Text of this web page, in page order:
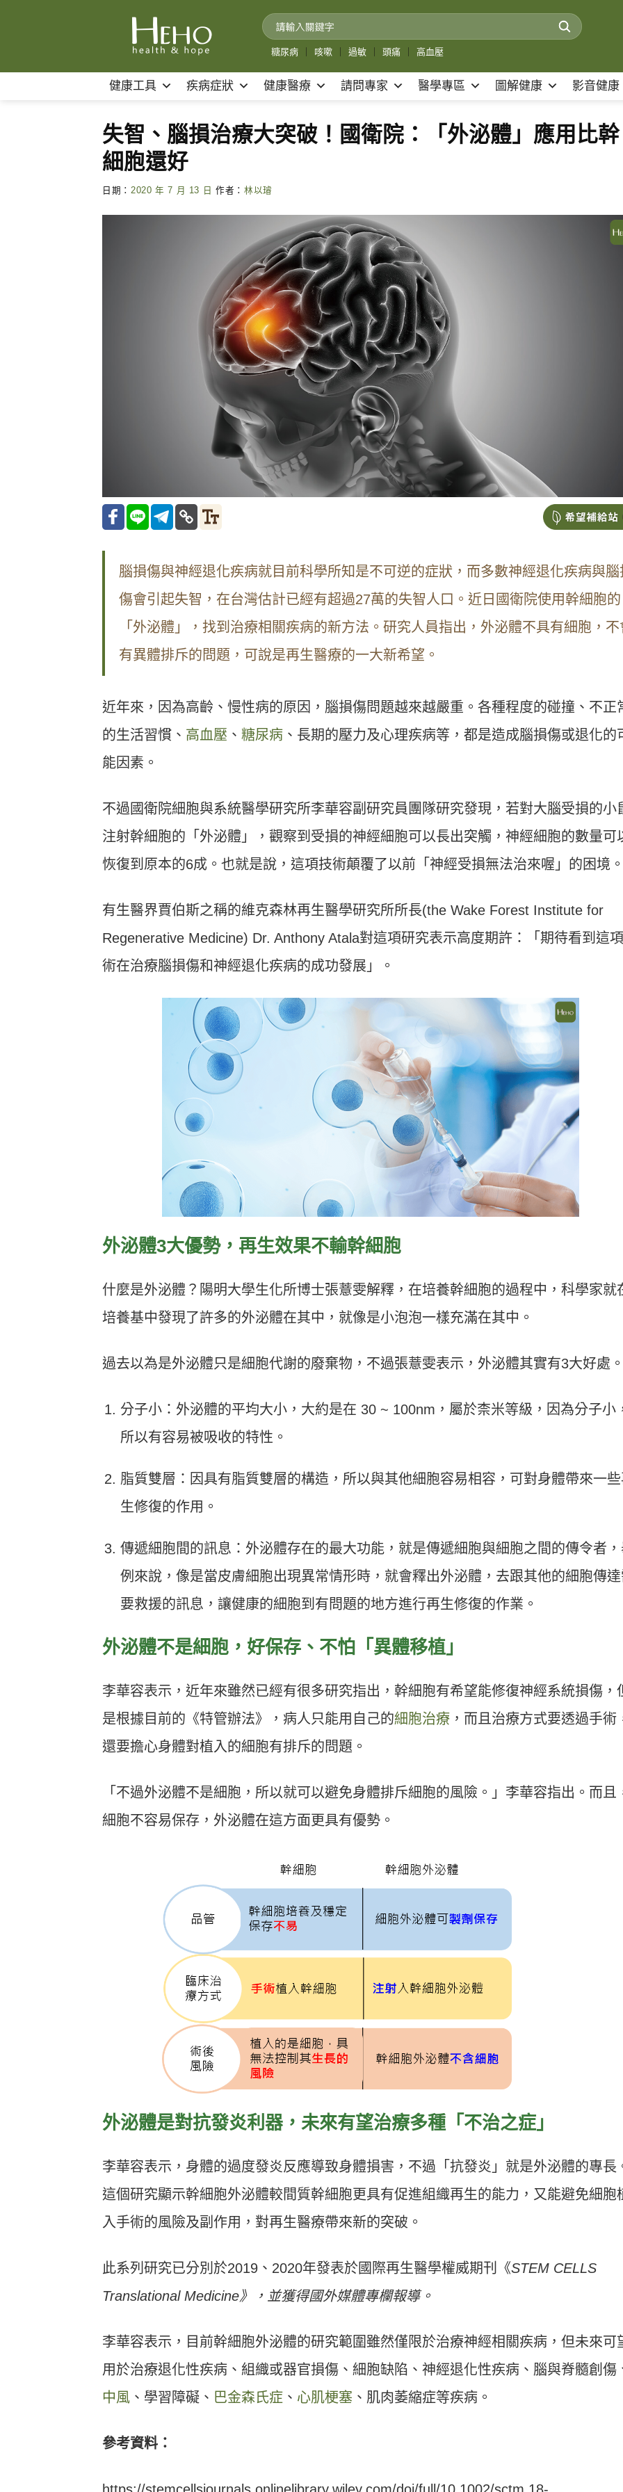
糖尿病 咳嗽 過敏 頭痛 高血壓
健康工具 疾病症狀 健康醫療 請問專家 醫學專區 圖解健康 影音健康
失智、腦損治療大突破！國衛院：「外泌體」應用比幹
細胞還好
日期： 2020 年 7 月 13 日 作者： 林以璿
腦損傷與神經退化疾病就目前科學所知是不可逆的症狀，而多數神經退化疾病與腦
傷會引起失智，在台灣估計已經有超過27萬的失智人口。近日國衛院使用幹細胞的
「外泌體」，找到治療相關疾病的新方法。研究人員指出，外泌體不具有細胞，不
有異體排斥的問題，可說是再生醫療的一大新希望。
近年來，因為高齡、慢性病的原因，腦損傷問題越來越嚴重。各種程度的碰撞、不正
的生活習慣、 高血壓 、 糖尿病 、長期的壓力及心理疾病等，都是造成腦損傷或退化的
能因素。
不過國衛院細胞與系統醫學研究所李華容副研究員團隊研究發現，若對大腦受損的小
注射幹細胞的「外泌體」，觀察到受損的神經細胞可以長出突觸，神經細胞的數量可
恢復到原本的6成。也就是說，這項技術顛覆了以前「神經受損無法治來喔」的困境。
有生醫界賈伯斯之稱的維克森林再生醫學研究所所長(the Wake Forest Institute for
Regenerative Medicine) Dr. Anthony Atala對這項研究表示高度期許：「期待看到這
術在治療腦損傷和神經退化疾病的成功發展」。
外泌體3大優勢，再生效果不輸幹細胞
什麼是外泌體？陽明大學生化所博士張薏雯解釋，在培養幹細胞的過程中，科學家就
培養基中發現了許多的外泌體在其中，就像是小泡泡一樣充滿在其中。
過去以為是外泌體只是細胞代謝的廢棄物，不過張薏雯表示，外泌體其實有3大好處。
分子小：外泌體的平均大小，大約是在 30 ~ 100nm，屬於柰米等級，因為分子小
所以有容易被吸收的特性。
脂質雙層：因具有脂質雙層的構造，所以與其他細胞容易相容，可對身體帶來一
生修復的作用。
傳遞細胞間的訊息：外泌體存在的最大功能，就是傳遞細胞與細胞之間的傳令者
例來說，像是當皮膚細胞出現異常情形時，就會釋出外泌體，去跟其他的細胞傳達
要救援的訊息，讓健康的細胞到有問題的地方進行再生修復的作業。
外泌體不是細胞，好保存、不怕「異體移植」
李華容表示，近年來雖然已經有很多研究指出，幹細胞有希望能修復神經系統損傷，
是根據目前的《特管辦法》，病人只能用自己的細胞治療 ，而且治療方式要透過手術
還要擔心身體對植入的細胞有排斥的問題。
「不過外泌體不是細胞，所以就可以避免身體排斥細胞的風險。」李華容指出。而且
細胞不容易保存，外泌體在這方面更具有優勢。
外泌體是對抗發炎利器，未來有望治療多種「不治之症」
李華容表示，身體的過度發炎反應導致身體損害，不過「抗發炎」就是外泌體的專長
這個研究顯示幹細胞外泌體較間質幹細胞更具有促進組織再生的能力，又能避免細胞
入手術的風險及副作用，對再生醫療帶來新的突破。
此系列研究已分別於2019、2020年發表於國際再生醫學權威期刊《STEM CELLS
Translational Medicine》 ，並獲得國外媒體專欄報導。
李華容表示，目前幹細胞外泌體的研究範圍雖然僅限於治療神經相關疾病，但未來可
用於治療退化性疾病、組織或器官損傷、細胞缺陷、神經退化性疾病、腦與脊髓創傷
中風 、學習障礙、 巴金森氏症 、 心肌梗塞 、肌肉萎縮症等疾病。
參考資料：